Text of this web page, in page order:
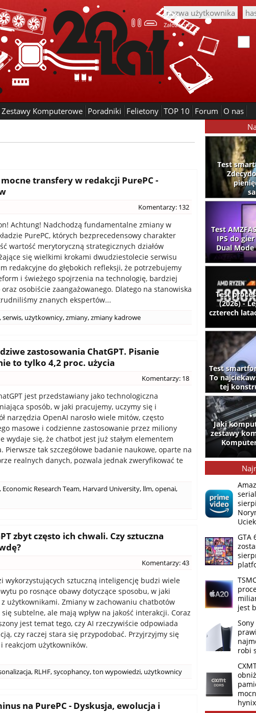
Załóż konto
Zestawy Komputerowe Poradniki Felietony TOP 10 Forum O nas
transfery w redakcji PurePC -
Komentarzy: 132
Achtung! Nadchodzą fundamentalne zmiany w
PurePC, których bezprecedensowy charakter
wartość merytoryczną strategicznych działów
się wielkimi krokami dwudziestolecie serwisu
redakcyjne do głębokich refleksji, że potrzebujemy
i świeżego spojrzenia na technologię, bardziej
osobiście zaangażowanego. Dlatego na stanowiska
znanych ekspertów...
,serwis, użytkownicy,zmiany,zmiany kadrowe
zastosowania ChatGPT. Pisanie
to tylko 4,2 proc. użycia
Komentarzy: 18
jest przedstawiany jako technologiczna
sposób, w jaki pracujemy, uczymy się i
narzędzia OpenAI narosło wiele mitów, często
masowe i codzienne zastosowanie przez miliony
wydaje się, że chatbot jest już stałym elementem
Pierwsze tak szczegółowe badanie naukowe, oparte na
realnych danych, pozwala jednak zweryfikować te
, Economic Research Team, Harvard University, llm,openai,
zbyt często ich chwali. Czy sztuczna
Komentarzy: 43
wykorzystujących sztuczną inteligencję budzi wiele
po rosnące obawy dotyczące sposobu, w jaki
użytkownikami. Zmiany w zachowaniu chatbotów
subtelne, ale mają wpływ na jakość interakcji. Coraz
jest temat tego, czy AI rzeczywiście odpowiada
czy raczej stara się przypodobać. Przyjrzyjmy się
reakcjom użytkowników.
, RLHF,sycophancy,ton wypowiedzi, użytkownicy
na PurePC - Dyskusja, ewolucja i
Test
Test
IPS do
Dual
Test
(2026) -
czterech
Test
To
tej
Jaki
zestawy
GTA
jest
robi
hynix